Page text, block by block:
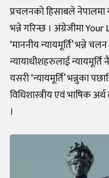
प्रचलनको हिसाबले नेपालमा
भन्ने गरिन्छ । अंग्रेजीमा
‘माननीय न्यायमूर्ति’ भन्ने
न्यायाधीशहरुलाई
यसरी ‘न्यायमूर्ति’ भन्नुका
विधिशास्त्रीय एवं भाषिक
।